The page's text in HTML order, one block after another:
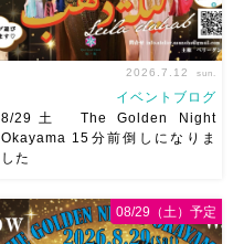
やってくる
しかも生徒さんが
三人も参加してくれますよ
皆
2026.7.12 sun.
イベントブログ
8/29土 The Golden Night
Okayama 15分前倒しになりま
した
08/29（土）予定